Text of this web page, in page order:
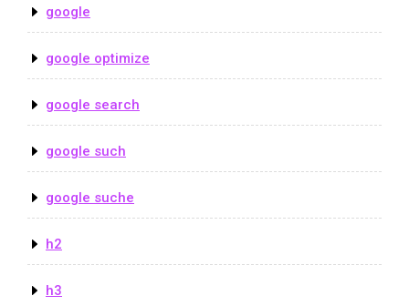
google
google optimize
google search
google such
google suche
h2
h3